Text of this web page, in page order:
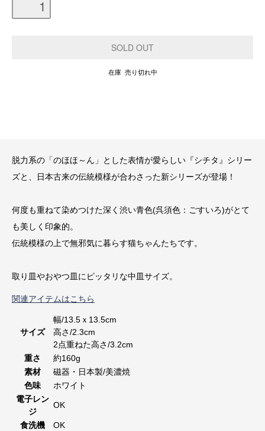
在庫 売り切れ中
脱力系の「のほほ～ん」とした表情が愛らしい『シチタ』シリー
ズと、日本古来の伝統模様が合わさった新シリーズが登場！
何度も重ねて染めつけた深く渋い青色(呉須色：ごすいろ)がとて
も美しく印象的。
伝統模様の上で無邪気に暮らす猫ちゃんたちです。
取り皿やおやつ皿にピッタリな中皿サイズ。
関連アイテムはこちら
サイズ
幅/13.5ｘ13.5cm
高さ/2.3cm
2点重ねた高さ/3.2cm
重さ
約160g
素材
磁器・日本製/美濃焼
色味
ホワイト
電子レン
ジ
OK
食洗機
OK